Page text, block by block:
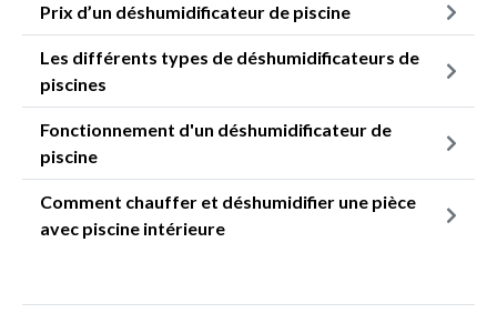
Prix d’un déshumidificateur de piscine
Les différents types de déshumidificateurs de
piscines
Fonctionnement d'un déshumidificateur de
piscine
Comment chauffer et déshumidifier une pièce
avec piscine intérieure